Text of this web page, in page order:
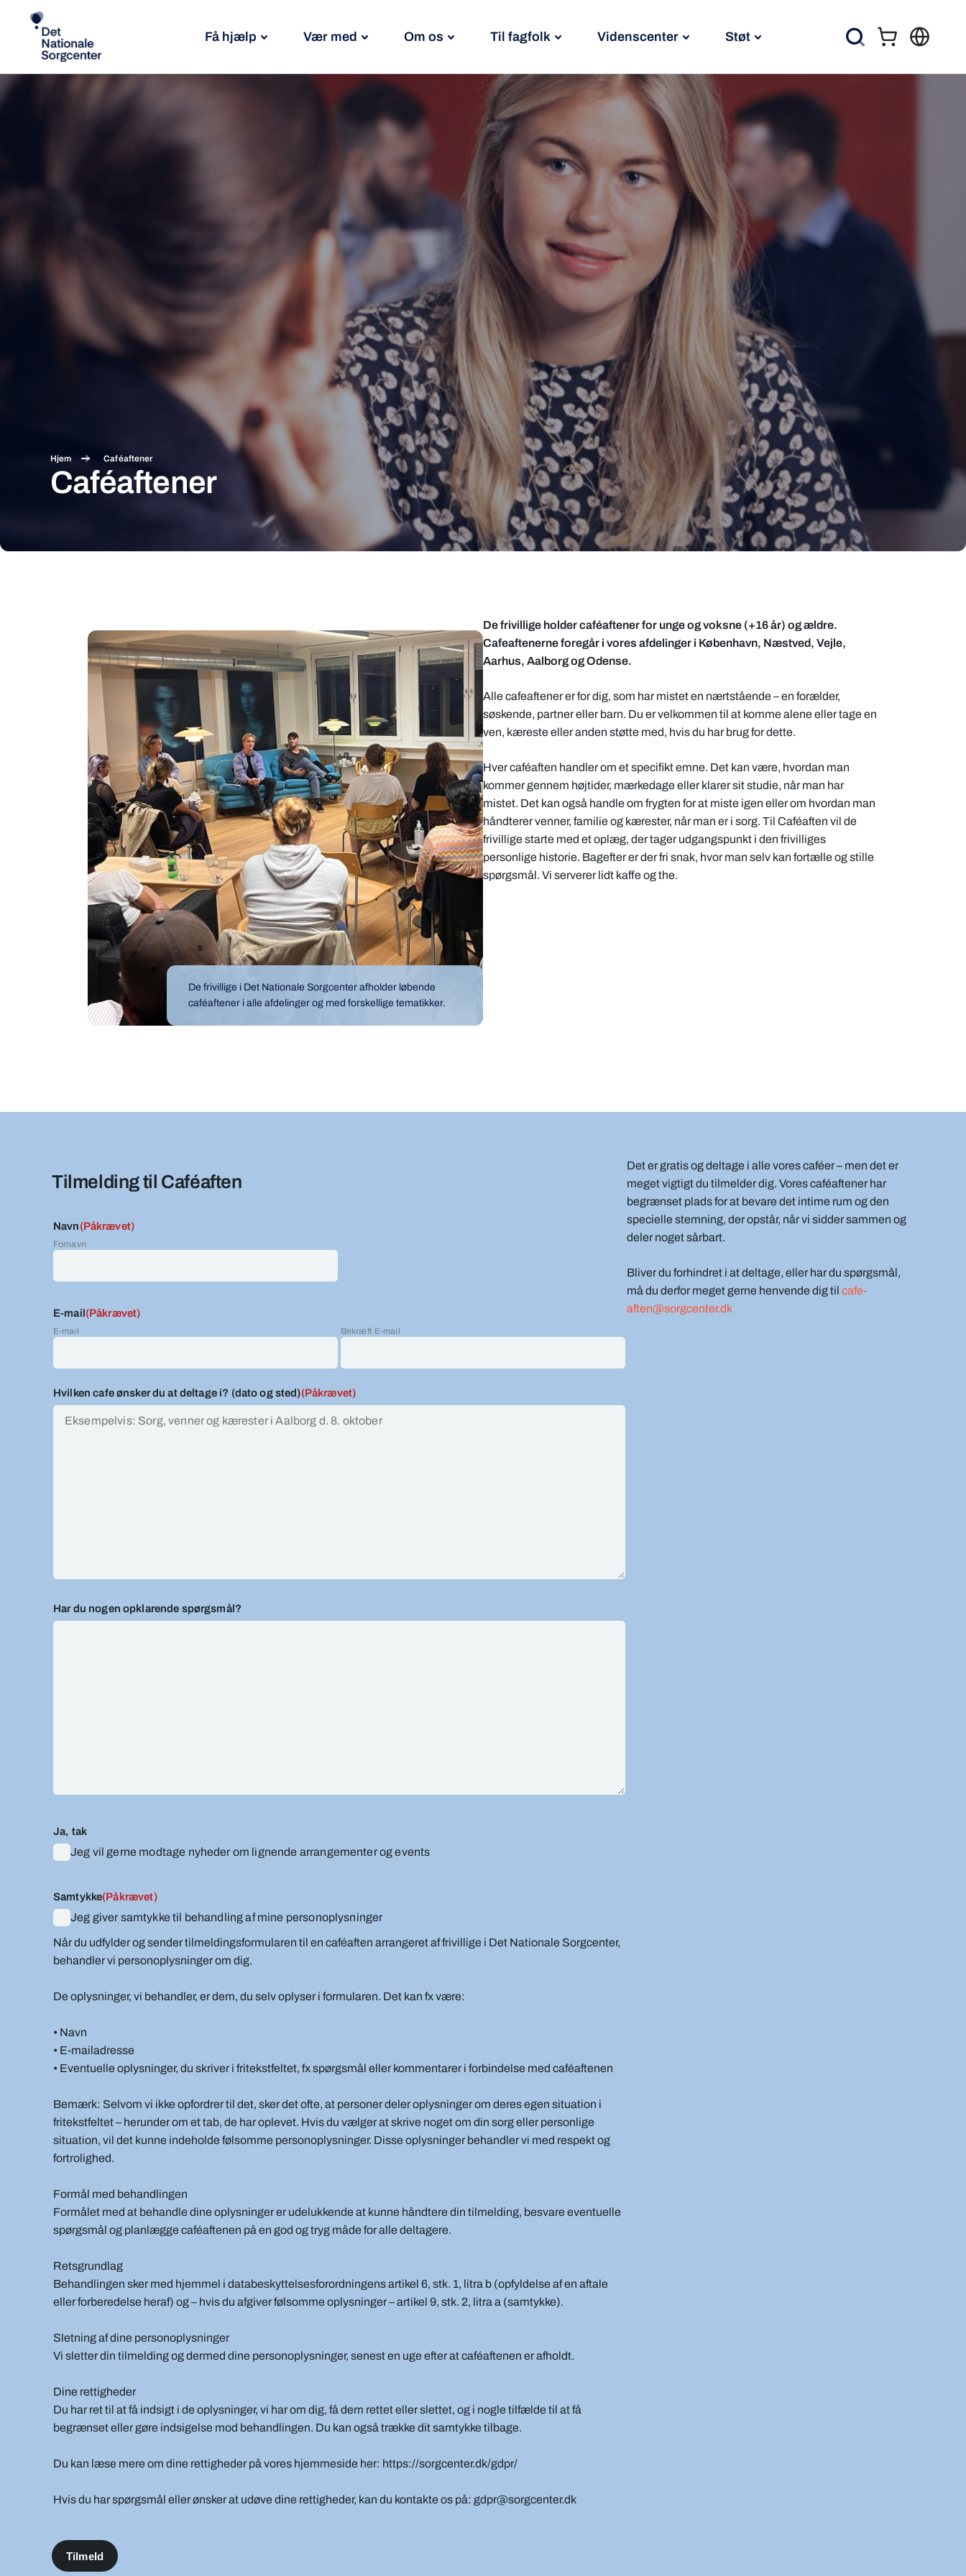
Få hjælp Vær med Om os Til fagfolk Videnscenter Støt
Kurv
Hjem Caféaftener
Caféaftener
De frivillige i Det Nationale Sorgcenter afholder løbende
caféaftener i alle afdelinger og med forskellige tematikker.
De frivillige holder caféaftener for unge og voksne (+16 år) og ældre.
Cafeaftenerne foregår i vores afdelinger i København, Næstved, Vejle,
Aarhus, Aalborg og Odense.
Alle cafeaftener er for dig, som har mistet en nærtstående – en forælder,
søskende, partner eller barn. Du er velkommen til at komme alene eller tage en
ven, kæreste eller anden støtte med, hvis du har brug for dette.
Hver caféaften handler om et specifikt emne. Det kan være, hvordan man
kommer gennem højtider, mærkedage eller klarer sit studie, når man har
mistet. Det kan også handle om frygten for at miste igen eller om hvordan man
håndterer venner, familie og kærester, når man er i sorg. Til Caféaften vil de
frivillige starte med et oplæg, der tager udgangspunkt i den frivilliges
personlige historie. Bagefter er der fri snak, hvor man selv kan fortælle og stille
spørgsmål. Vi serverer lidt kaffe og the.
Tilmelding til Caféaften
Navn(Påkrævet)
Fornavn
E-mail(Påkrævet)
E-mail Bekræft E-mail
Hvilken cafe ønsker du at deltage i? (dato og sted)(Påkrævet)
Har du nogen opklarende spørgsmål?
Ja, tak
Jeg vil gerne modtage nyheder om lignende arrangementer og events
Samtykke(Påkrævet)
Jeg giver samtykke til behandling af mine personoplysninger
Når du udfylder og sender tilmeldingsformularen til en caféaften arrangeret af frivillige i Det Nationale Sorgcenter,
behandler vi personoplysninger om dig.
De oplysninger, vi behandler, er dem, du selv oplyser i formularen. Det kan fx være:
• Navn
• E-mailadresse
• Eventuelle oplysninger, du skriver i fritekstfeltet, fx spørgsmål eller kommentarer i forbindelse med caféaftenen
Bemærk: Selvom vi ikke opfordrer til det, sker det ofte, at personer deler oplysninger om deres egen situation i
fritekstfeltet – herunder om et tab, de har oplevet. Hvis du vælger at skrive noget om din sorg eller personlige
situation, vil det kunne indeholde følsomme personoplysninger. Disse oplysninger behandler vi med respekt og
fortrolighed.
Formål med behandlingen
Formålet med at behandle dine oplysninger er udelukkende at kunne håndtere din tilmelding, besvare eventuelle
spørgsmål og planlægge caféaftenen på en god og tryg måde for alle deltagere.
Retsgrundlag
Behandlingen sker med hjemmel i databeskyttelsesforordningens artikel 6, stk. 1, litra b (opfyldelse af en aftale
eller forberedelse heraf) og – hvis du afgiver følsomme oplysninger – artikel 9, stk. 2, litra a (samtykke).
Sletning af dine personoplysninger
Vi sletter din tilmelding og dermed dine personoplysninger, senest en uge efter at caféaftenen er afholdt.
Dine rettigheder
Du har ret til at få indsigt i de oplysninger, vi har om dig, få dem rettet eller slettet, og i nogle tilfælde til at få
begrænset eller gøre indsigelse mod behandlingen. Du kan også trække dit samtykke tilbage.
Du kan læse mere om dine rettigheder på vores hjemmeside her: https://sorgcenter.dk/gdpr/
Hvis du har spørgsmål eller ønsker at udøve dine rettigheder, kan du kontakte os på: gdpr@sorgcenter.dk
Tilmeld
Det er gratis og deltage i alle vores caféer – men det er
meget vigtigt du tilmelder dig. Vores caféaftener har
begrænset plads for at bevare det intime rum og den
specielle stemning, der opstår, når vi sidder sammen og
deler noget sårbart.
Bliver du forhindret i at deltage, eller har du spørgsmål,
må du derfor meget gerne henvende dig til cafe-
aften@sorgcenter.dk